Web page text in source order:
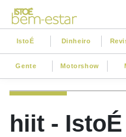
IstoÉ Dinheiro
Gente Motorshow
hiit -